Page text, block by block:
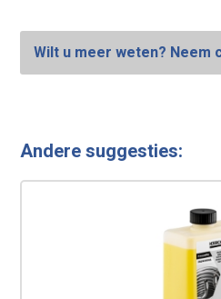
Wilt u meer weten? Neem
Andere suggesties: